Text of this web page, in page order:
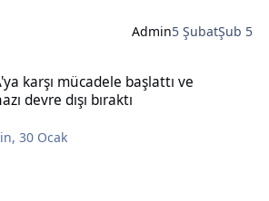
Admin5 ŞubatŞub 5
karşı mücadele başlattı ve
devre dışı bıraktı
,30 Ocak